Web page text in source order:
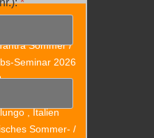
Sommer /
Seminar 2026
, Italien
Sommer- /